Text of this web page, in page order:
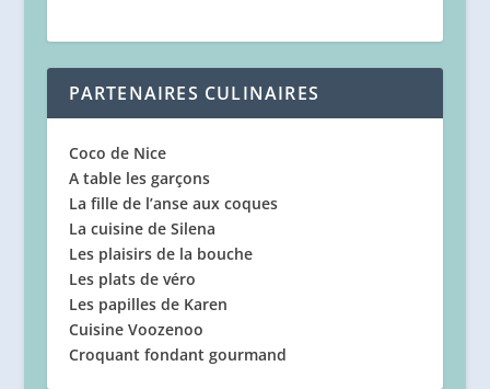
PARTENAIRES CULINAIRES
Coco de Nice
A table les garçons
La fille de l’anse aux coques
La cuisine de Silena
Les plaisirs de la bouche
Les plats de véro
Les papilles de Karen
Cuisine Voozenoo
Croquant fondant gourmand